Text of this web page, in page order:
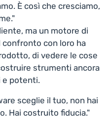
È così che cresciamo,
ma un motore di
confronto con loro ha
di vedere le cose
strumenti ancora
e potenti.
sceglie il tuo, non hai
Hai costruito fiducia."